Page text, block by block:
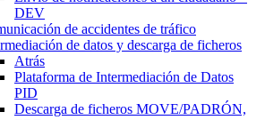
DEV
de accidentes de tráfico
de datos y descarga de ficheros
Atrás
Plataforma de Intermediación de Datos
PID
Descarga de ficheros MOVE/PADRÓN,